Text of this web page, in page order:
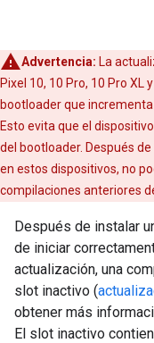
Advertencia: La
Pixel 10, 10 Pro, 10 Pro XL
bootloader que
Esto evita que el
del bootloader. Después
en estos dispositivos, no
compilaciones anteriores
Después de instalar
de iniciar
actualización, una
slot inactivo (
obtener más
El slot inactivo